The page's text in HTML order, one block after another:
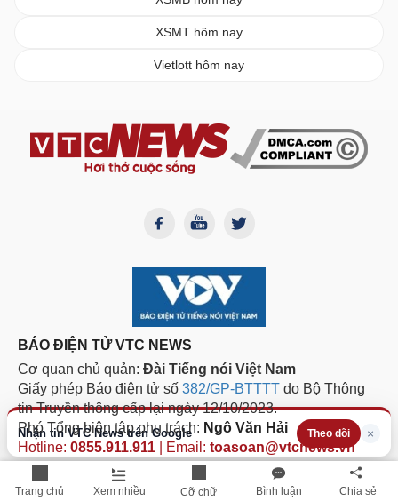
Trang chủ Xem nhiều Cỡ chữ Bình luận Chia sẻ
Nhận tin VTC News trên Google Theo dõi ×
XSMT hôm nay
Vietlott hôm nay
BÁO ĐIỆN TỬ VTC NEWS
Cơ quan chủ quản: Đài Tiếng nói Việt Nam
Giấy phép Báo điện tử số 382/GP-BTTTT do Bộ Thông
tin Truyền thông cấp lại ngày 12/10/2023.
Phó Tổng biên tập phụ trách: Ngô Văn Hải
Hotline: 0855.911.911 | Email: toasoan@vtcnews.vn
TRỤ SỞ CHÍNH